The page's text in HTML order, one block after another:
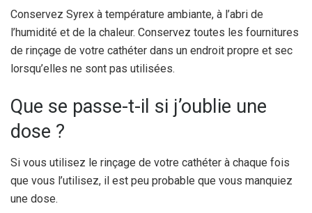
Conservez Syrex à température ambiante, à l’abri de
l’humidité et de la chaleur. Conservez toutes les fournitures
de rinçage de votre cathéter dans un endroit propre et sec
lorsqu’elles ne sont pas utilisées.
Que se passe-t-il si j’oublie une
dose ?
Si vous utilisez le rinçage de votre cathéter à chaque fois
que vous l’utilisez, il est peu probable que vous manquiez
une dose.